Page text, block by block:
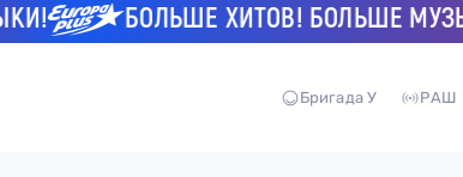
БОЛЬШЕ ХИТОВ! БОЛЬШЕ МУЗЫКИ!
Бригада У РАШ